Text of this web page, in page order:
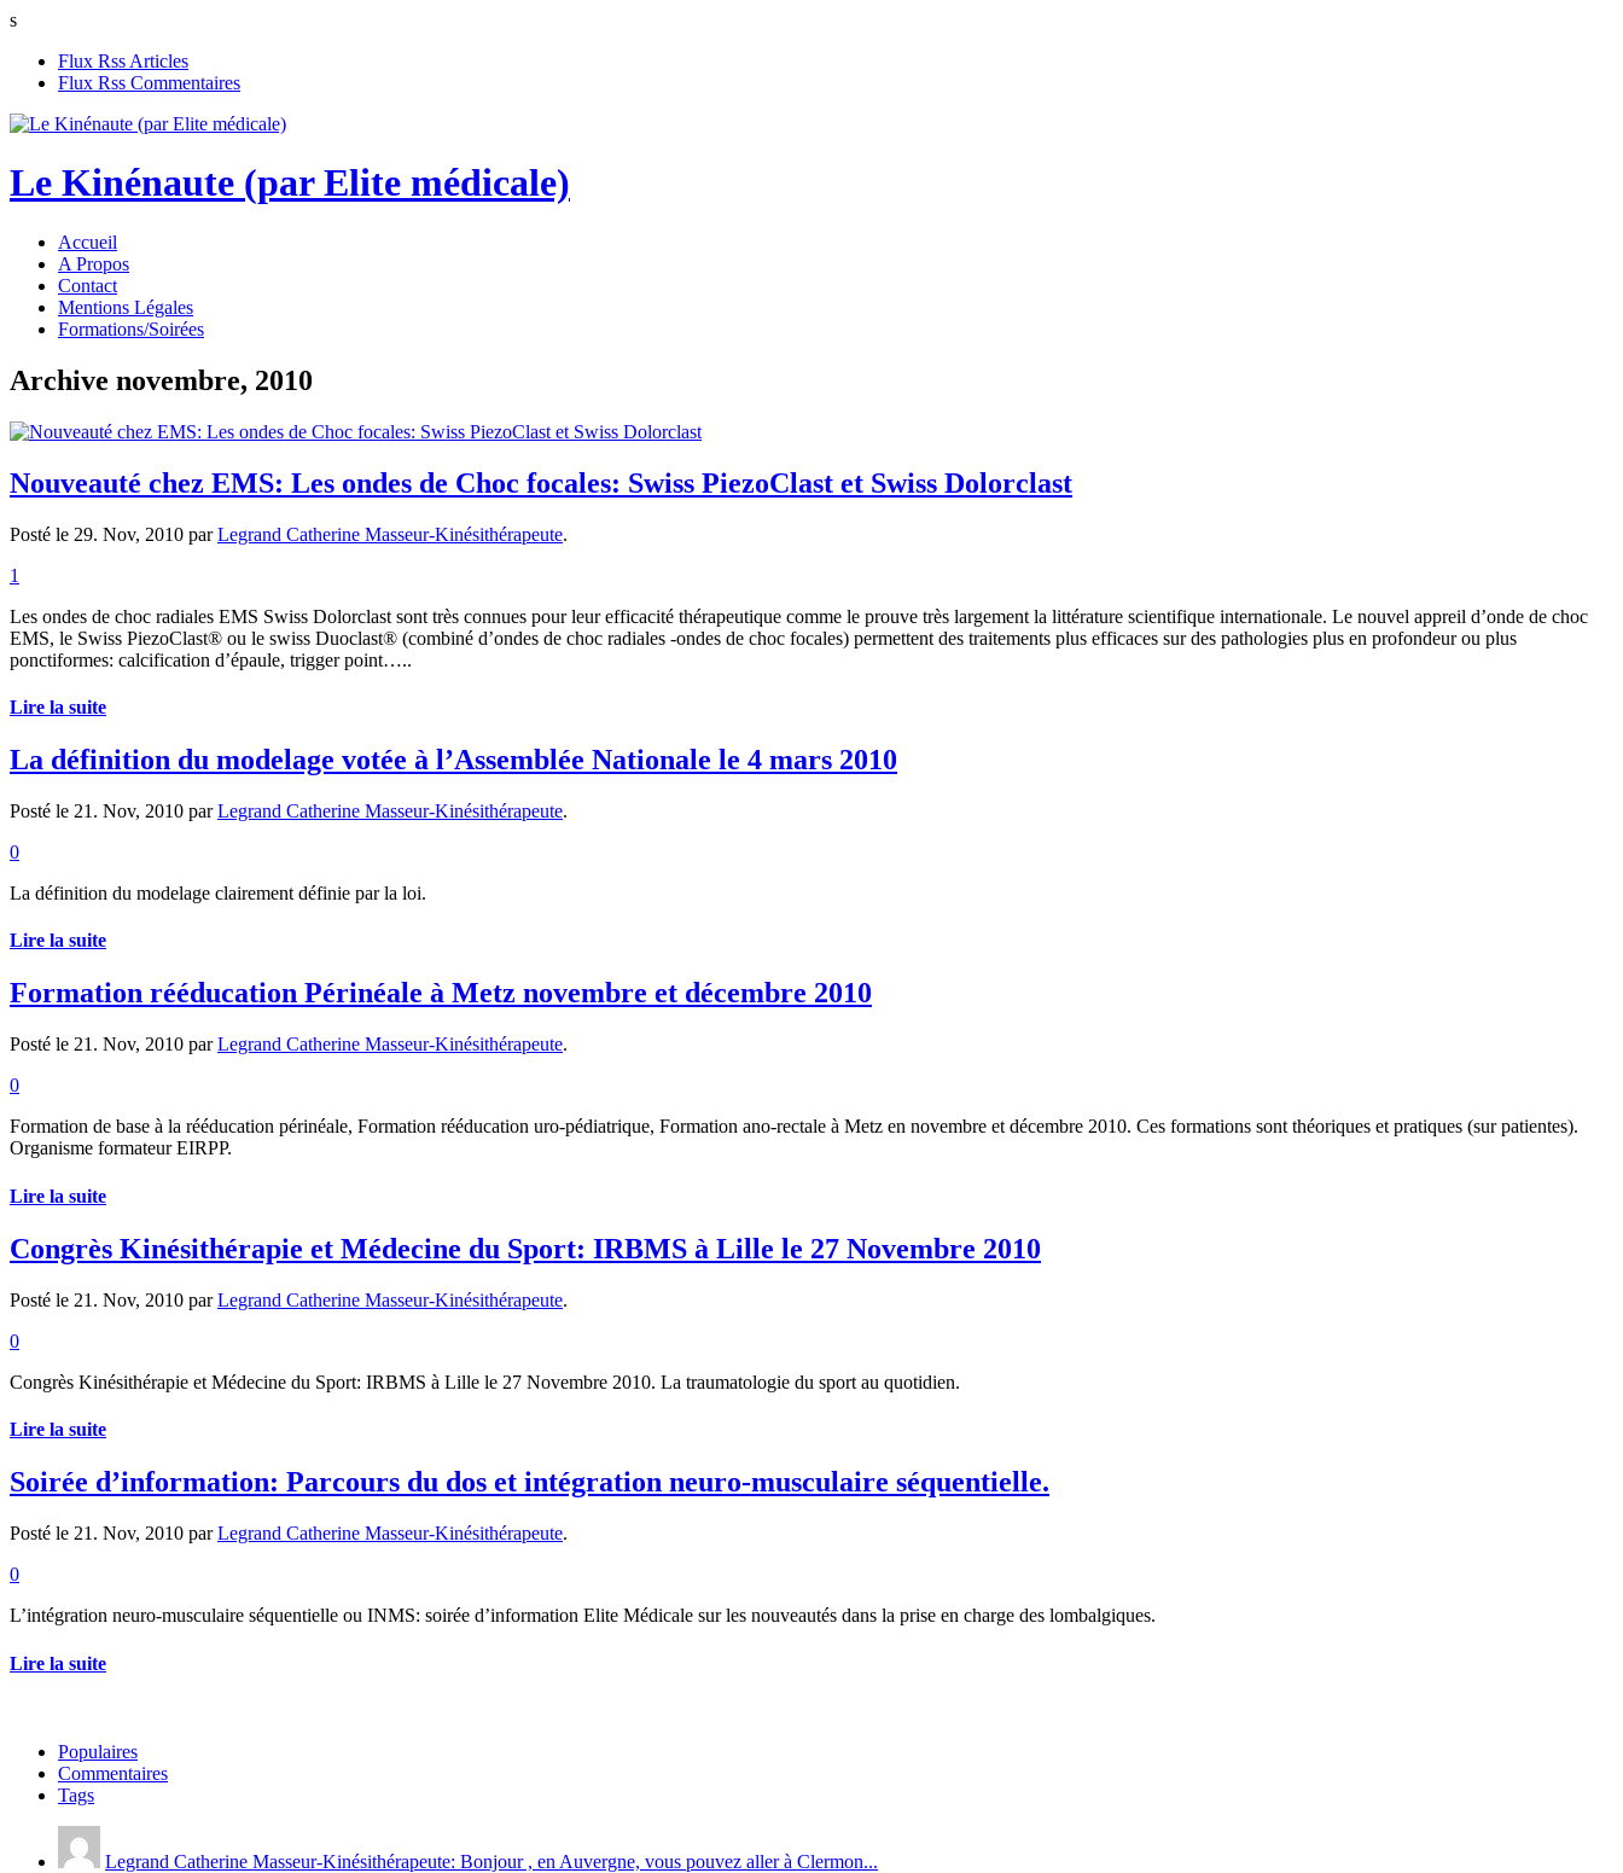
s
Flux Rss Articles
Flux Rss Commentaires
Le Kinénaute (par Elite médicale)
Accueil
A Propos
Contact
Mentions Légales
Formations/Soirées
Archive novembre, 2010
Nouveauté chez EMS: Les ondes de Choc focales: Swiss PiezoClast et Swiss Dolorclast
Posté le 29. Nov, 2010 parLegrand Catherine Masseur-Kinésithérapeute.
1
Les ondes de choc radiales EMS Swiss Dolorclast sont très connues pour leur efficacité thérapeutique comme le prouve très largement la littérature scientifique internationale. Le nouvel appreil d’onde de choc
EMS, le Swiss PiezoClast® ou le swiss Duoclast® (combiné d’ondes de choc radiales -ondes de choc focales) permettent des traitements plus efficaces sur des pathologies plus en profondeur ou plus
ponctiformes: calcification d’épaule, trigger point…..
Lire la suite
La définition du modelage votée à l’Assemblée Nationale le 4 mars 2010
Posté le 21. Nov, 2010 parLegrand Catherine Masseur-Kinésithérapeute.
0
La définition du modelage clairement définie par la loi.
Lire la suite
Formation rééducation Périnéale à Metz novembre et décembre 2010
Posté le 21. Nov, 2010 parLegrand Catherine Masseur-Kinésithérapeute.
0
Formation de base à la rééducation périnéale, Formation rééducation uro-pédiatrique, Formation ano-rectale à Metz en novembre et décembre 2010. Ces formations sont théoriques et pratiques (sur patientes).
Organisme formateur EIRPP.
Lire la suite
Congrès Kinésithérapie et Médecine du Sport: IRBMS à Lille le 27 Novembre 2010
Posté le 21. Nov, 2010 parLegrand Catherine Masseur-Kinésithérapeute.
0
Congrès Kinésithérapie et Médecine du Sport: IRBMS à Lille le 27 Novembre 2010. La traumatologie du sport au quotidien.
Lire la suite
Soirée d’information: Parcours du dos et intégration neuro-musculaire séquentielle.
Posté le 21. Nov, 2010 parLegrand Catherine Masseur-Kinésithérapeute.
0
L’intégration neuro-musculaire séquentielle ou INMS: soirée d’information Elite Médicale sur les nouveautés dans la prise en charge des lombalgiques.
Lire la suite
Populaires
Commentaires
Tags
Legrand Catherine Masseur-Kinésithérapeute: Bonjour , en Auvergne, vous pouvez aller à Clermon...